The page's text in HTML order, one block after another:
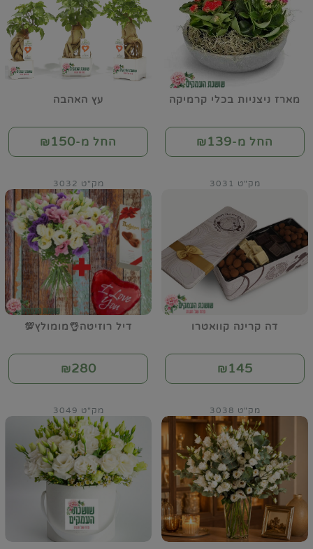
מארז ניצניות בכלי קרמיקה
החל מ-₪139
עץ האהבה
החל מ-₪150
דה קרינה קוואטרו
מק"ט 3031
₪145
דיל רוזיטה👌מומולץ💯
מק"ט 3032
₪280
מק"ט 3038 מק"ט 3049